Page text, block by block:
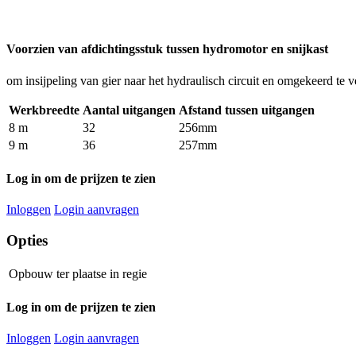
Voorzien van afdichtingsstuk tussen hydromotor en snijkast
om insijpeling van gier naar het hydraulisch circuit en omgekeerd te
Werkbreedte Aantal uitgangen Afstand tussen uitgangen
8 m
32
256mm
9 m
36 257mm
Log in om de prijzen te zien
Inloggen Login aanvragen
Opties
Opbouw ter plaatse in regie
Log in om de prijzen te zien
Inloggen Login aanvragen